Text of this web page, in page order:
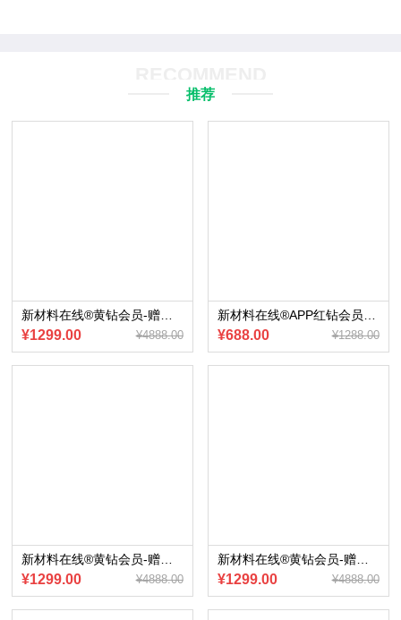
推荐
¥1299.00 ¥4888.00 ¥688.00 ¥1288.00
¥1299.00 ¥4888.00 ¥1299.00 ¥4888.00